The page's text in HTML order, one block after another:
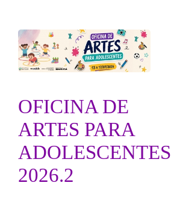
OFICINA DE
ARTES PARA
ADOLESCENTES
2026.2